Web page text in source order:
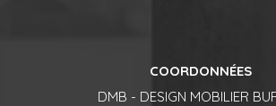
COORDONNÉES
DMB - DESIGN MOBILIER